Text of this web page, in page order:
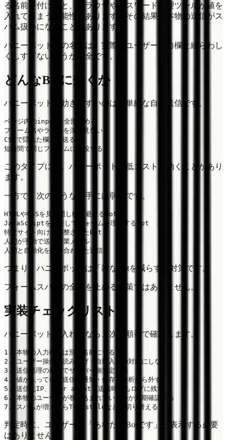
る名前を付けると、ブラウザやパスワード管理ツールが値を
入れてしまう可能性があります。その結果、本物の送信がス
パム扱いになることがあります。
ハニーポット欄の名前は、実際のユーザー入力欄と紛らわし
くしすぎないほうが安全です。
どんなBotに効くか
ハニーポットが効きやすいのは、単純な自動送信です。
ページ内のinputを全部埋める
フォーム名やラベルを深く見ない
CSSで隠れた欄まで送る
このタイプには、ハニーポットが低コストで効くことがあり
ます。
一方で、次のような相手には弱いです。
HTMLやCSSを見て隠し欄を避けるBot
JavaScriptを実行してフォームを理解するBot
特定サイト向けに調整されたBot
人間が手動で送る営業メール
つまり、ハニーポットは「雑なBotを減らす」対策です。
フォームスパムの全部を止める対策ではありません。
実装チェックリスト
ハニーポットを入れるなら、次の順番で確認します。
1. 本物の入力欄とは別の名前にする
2. ユーザー操作・読み上げ・自動入力の対象にしない
3. 送信処理の最初でサーバー側判定する
4. 値が入っていた送信は通知・保存・分析から外す
5. 送信元IP、user agent、送信時間もログに残す
6. 本物のユーザーが巻き込まれていないか定期確認する
判定時に、ユーザーへ「あなたはBotです」と表示する必要
はありません。